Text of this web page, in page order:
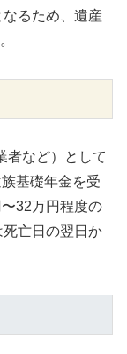
るため、遺産
者など）として
基礎年金を受
32万円程度の
死亡日の翌日か